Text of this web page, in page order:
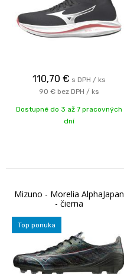
110,70 € s DPH / ks
90 € bez DPH / ks
Dostupné do 3 až 7 pracovných
dní
Mizuno - Morelia AlphaJapan
- čierna
Top ponuka